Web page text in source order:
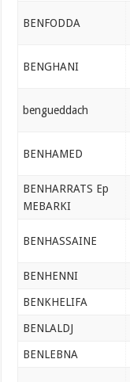
BENFODDA
BENGHANI
bengueddach
BENHAMED
BENHARRATS Ep
MEBARKI
BENHASSAINE
BENHENNI
BENKHELIFA
BENLALDJ
BENLEBNA